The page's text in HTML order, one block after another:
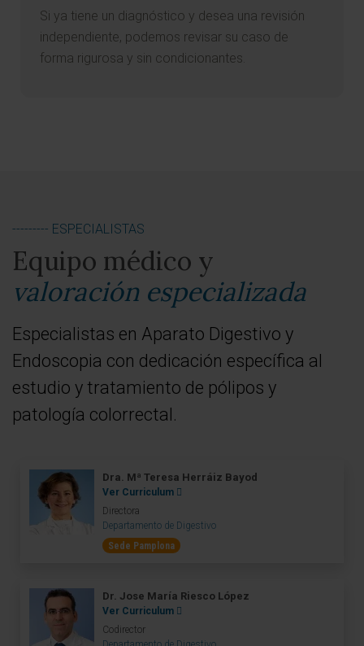
--------- ESPECIALISTAS
Equipo médico y
valoración especializada
Especialistas en Aparato Digestivo y
Endoscopia con dedicación específica al
estudio y tratamiento de pólipos y
patología colorrectal.
Dra. Mª Teresa Herráiz Bayod
Ver Curriculum
Directora
Departamento de Digestivo
Sede Pamplona
Dr. Jose María Riesco López
Ver Curriculum
Codirector